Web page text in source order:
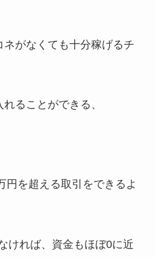
がなくても十分稼げるチ
ることができる、
円を超える取引をできるよ
ければ、資金もほぼ0に近